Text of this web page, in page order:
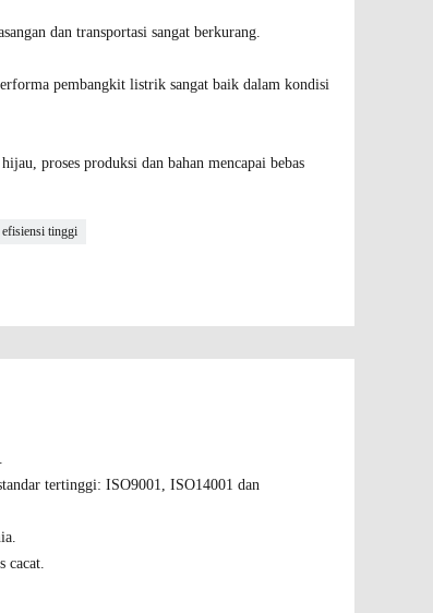
dan transportasi sangat berkurang.
pembangkit listrik sangat baik dalam kondisi
proses produksi dan bahan mencapai bebas
efisiensi tinggi
tertinggi: ISO9001, ISO14001 dan
cacat.